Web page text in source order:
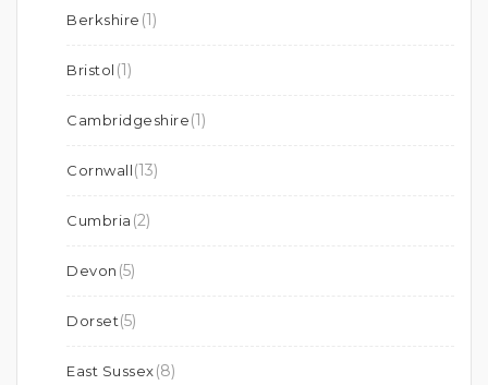
Berkshire (1)
Bristol (1)
Cambridgeshire(1)
Cornwall(13)
Cumbria (2)
Devon (5)
Dorset(5)
East Sussex(8)